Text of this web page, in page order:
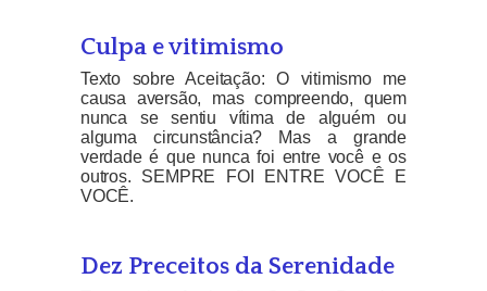
Culpa e vitimismo
Texto sobre Aceitação: O vitimismo me
causa aversão, mas compreendo, quem
nunca se sentiu vítima de alguém ou
alguma circunstância? Mas a grande
verdade é que nunca foi entre você e os
outros. SEMPRE FOI ENTRE VOCÊ E
VOCÊ.
Dez Preceitos da Serenidade